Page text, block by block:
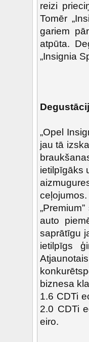
reizi
Tomēr
gariem
atpūta.
„Insignia
„Opel
jau tā
ietilpīgāks
ceļojumos.
auto
saprātīgu
ietilpīgs
biznesa
1.6 CDTi
2.0 CDTi
eiro.